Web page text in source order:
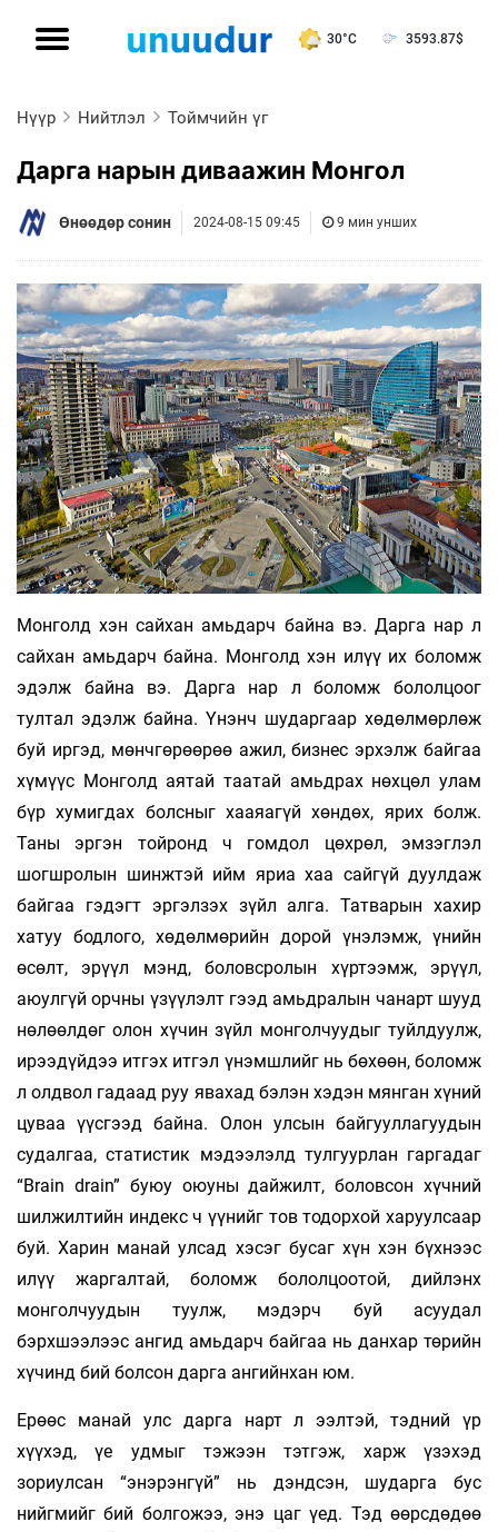
30°C 3593.87$
Нүүр Нийтлэл Тоймчийн үг
Дарга нарын диваажин Монгол
Өнөөдөр сонин 2024-08-15 09:45 9 мин унших
Монголд хэн сайхан амьдарч байна вэ. Дарга нар л
сайхан амьдарч байна. Монголд хэн илүү их боломж
эдэлж байна вэ. Дарга нар л боломж бололцоог
тултал эдэлж байна. Үнэнч шударгаар хөдөлмөрлөж
буй иргэд, мөнчгөрөөрөө ажил, бизнес эрхэлж байгаа
хүмүүс Монголд аятай таатай амьдрах нөхцөл улам
бүр хумигдах болсныг хааяагүй хөндөх, ярих болж.
Таны эргэн тойронд ч гомдол цөхрөл, эмзэглэл
шогшролын шинжтэй ийм яриа хаа сайгүй дуулдаж
байгаа гэдэгт эргэлзэх зүйл алга. Татварын хахир
хатуу бодлого, хөдөлмөрийн дорой үнэлэмж, үнийн
өсөлт, эрүүл мэнд, боловсролын хүртээмж, эрүүл,
аюулгүй орчны үзүүлэлт гээд амьдралын чанарт шууд
нөлөөлдөг олон хүчин зүйл монголчуудыг туйлдуулж,
ирээдүйдээ итгэх итгэл үнэмшлийг нь бөхөөн, боломж
л олдвол гадаад руу явахад бэлэн хэдэн мянган хүний
цуваа үүсгээд байна. Олон улсын байгууллагуудын
судалгаа, статистик мэдээлэлд тулгуурлан гаргадаг
“Brain drain” буюу оюуны дайжилт, боловсон хүчний
шилжилтийн индекс ч үүнийг тов тодорхой харуулсаар
буй. Харин манай улсад хэсэг бусаг хүн хэн бүхнээс
илүү жаргалтай, боломж бололцоотой, дийлэнх
монголчуудын туулж, мэдэрч буй асуудал
бэрхшээлээс ангид амьдарч байгаа нь данхар төрийн
хүчинд бий болсон дарга ангийнхан юм.
Ерөөс манай улс дарга нарт л ээлтэй, тэдний үр
хүүхэд, үе удмыг тэжээн тэтгэж, харж үзэхэд
зориулсан “энэрэнгүй” нь дэндсэн, шударга бус
нийгмийг бий болгожээ, энэ цаг үед. Тэд өөрсдөдөө